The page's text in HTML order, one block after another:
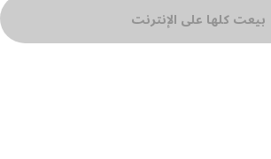
كلها على الإنترنت